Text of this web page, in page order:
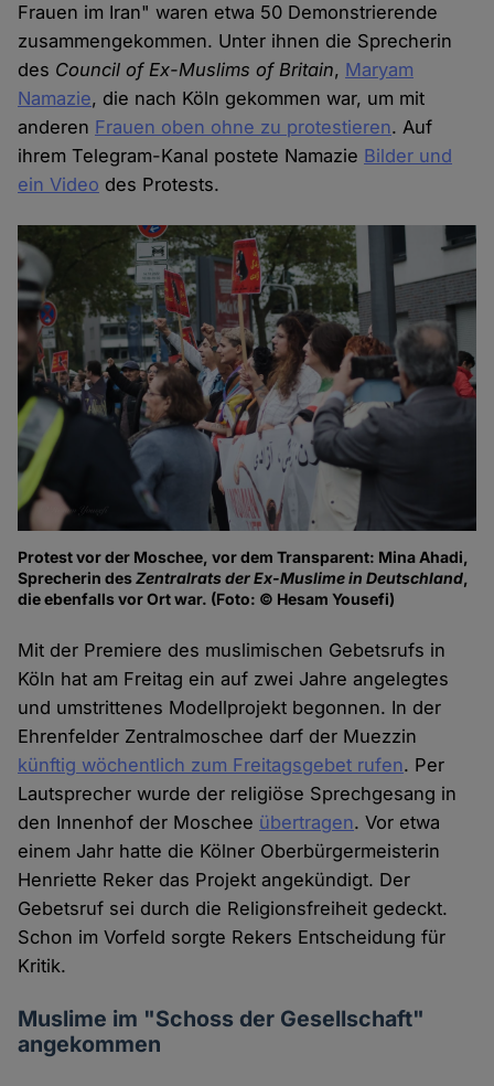
Frauen im Iran" waren etwa 50 Demonstrierende
zusammengekommen. Unter ihnen die Sprecherin
des Council of Ex-Muslims of Britain, Maryam
Namazie, die nach Köln gekommen war, um mit
anderen Frauen oben ohne zu protestieren. Auf
ihrem Telegram-Kanal postete Namazie Bilder und
ein Video des Protests.
Protest vor der Moschee, vor dem Transparent: Mina Ahadi,
Sprecherin desZentralrats der Ex-Muslime in Deutschland,
die ebenfalls vor Ort war. (Foto: © Hesam Yousefi)
Mit der Premiere des muslimischen Gebetsrufs in
Köln hat am Freitag ein auf zwei Jahre angelegtes
und umstrittenes Modellprojekt begonnen. In der
Ehrenfelder Zentralmoschee darf der Muezzin
künftig wöchentlich zum Freitagsgebet rufen. Per
Lautsprecher wurde der religiöse Sprechgesang in
den Innenhof der Moschee übertragen. Vor etwa
einem Jahr hatte die Kölner Oberbürgermeisterin
Henriette Reker das Projekt angekündigt. Der
Gebetsruf sei durch die Religionsfreiheit gedeckt.
Schon im Vorfeld sorgte Rekers Entscheidung für
Kritik.
Muslime im "Schoss der Gesellschaft"
angekommen